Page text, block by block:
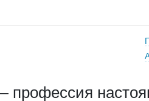
профессия